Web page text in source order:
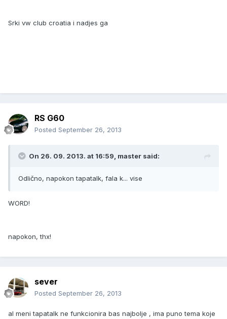
Srki vw club croatia i nadjes ga
RS G60
Posted September 26, 2013
On 26. 09. 2013. at 16:59, master said:
Odlično, napokon tapatalk, fala k... vise
WORD!
napokon, thx!
sever
Posted September 26, 2013
al meni tapatalk ne funkcionira bas najbolje , ima puno tema koje